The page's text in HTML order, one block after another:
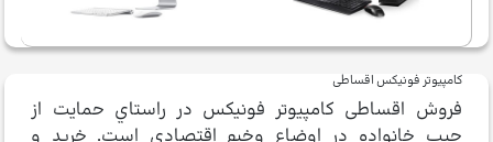
كامپيوتر فونیكس اقساطی
فروش اقساطی كامپيوتر فونيكس در راستاي حمايت از
جيب خانواده در اوضاع وخیم اقتصادی است. خرید و